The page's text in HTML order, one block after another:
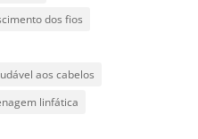
dos fios
aos cabelos
linfática